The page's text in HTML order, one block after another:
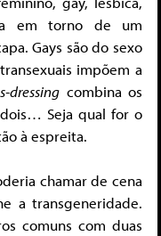
em torno de um
Gays são do sexo
impõem a
dressing combina os
Seja qual for o
à espreita.
chamar de cena
a transgeneridade.
comuns com duas